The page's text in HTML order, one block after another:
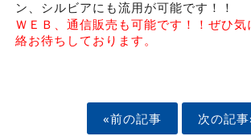
ン、シルビアにも流用が可能です！！
ＷＥＢ、通信販売も可能です！！ぜひ気
絡お待ちしております。
«前の記事 次の記事